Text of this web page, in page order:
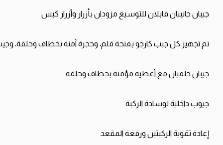
جيبان جانبيان قابلانللتوسيع مزودان بأزرار وأزرار كبس
تم تجهيز كل جيب كارجو بفتحة قلم، وحجرة آمنة بخطاف وحلقة،
جيبان خلفيان مع أغطية مؤمنة بخطاف وحلقة
جيوبداخليةلوسادةالركبة
إعادة تقويةالركبتين ورقعةالمقعد